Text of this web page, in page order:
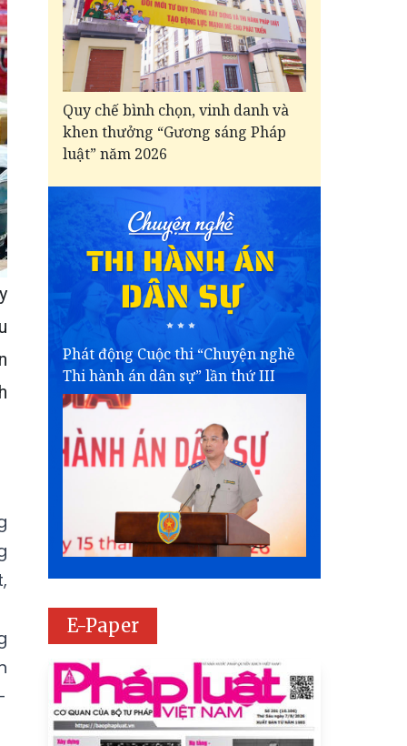
Quy chế bình chọn, vinh danh và
khen thưởng “Gương sáng Pháp
luật” năm 2026
Phát động Cuộc thi “Chuyện nghề
Thi hành án dân sự” lần thứ III
E-Paper